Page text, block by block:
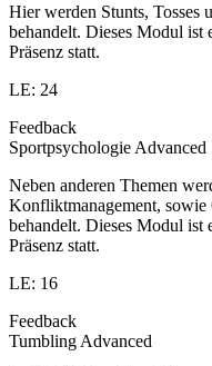
Hier werden Stunts, Tosses
behandelt. Dieses Modul ist
Präsenz statt.
LE: 24
Feedback
Sportpsychologie Advanced
Neben anderen Themen
Konfliktmanagement, sowie
behandelt. Dieses Modul
Präsenz statt.
LE: 16
Feedback
Tumbling Advanced